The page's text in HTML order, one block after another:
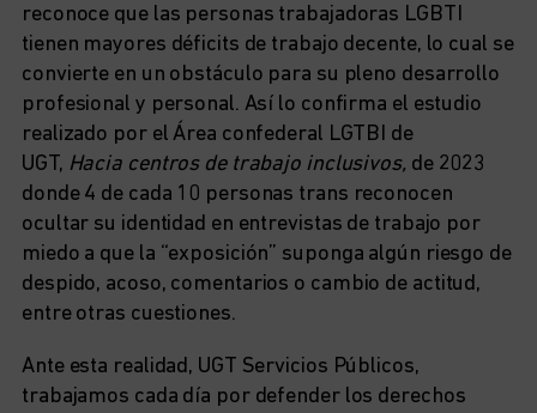
reconoce que las personas trabajadoras LGBTI
tienen mayores déficits de trabajo decente, lo cual se
convierte en un obstáculo para su pleno desarrollo
profesional y personal. Así lo confirma el estudio
realizado por el Área confederal LGTBI de
UGT, Hacia centros de trabajo inclusivos, de 2023
donde 4 de cada 10 personas trans reconocen
ocultar su identidad en entrevistas de trabajo por
miedo a que la “exposición” suponga algún riesgo de
despido, acoso, comentarios o cambio de actitud,
entre otras cuestiones.
Ante esta realidad, UGT Servicios Públicos,
trabajamos cada día por defender los derechos